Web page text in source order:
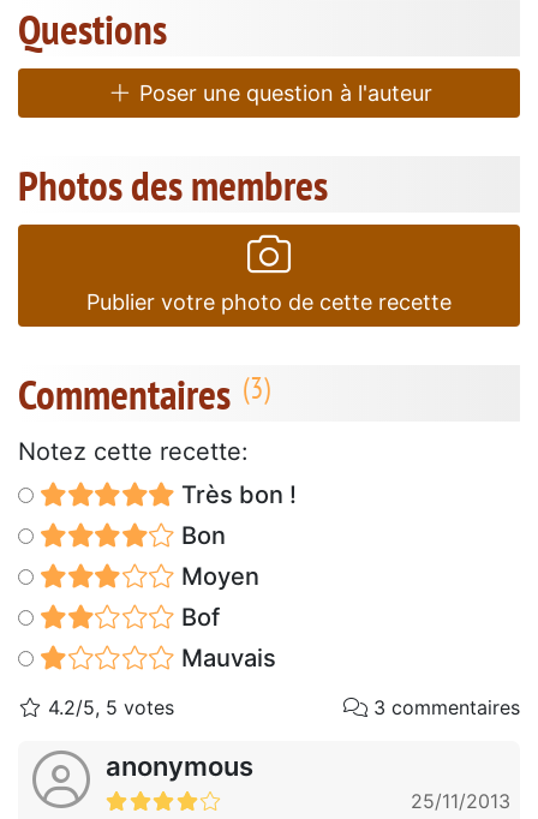
Questions
Poser une question à l'auteur
Photos des membres
Publier votre photo de cette recette
Commentaires
Notez cette recette:
Très bon !
Bon
Moyen
Bof
Mauvais
4.2/5, 5 votes 3 commentaires
anonymous
25/11/2013